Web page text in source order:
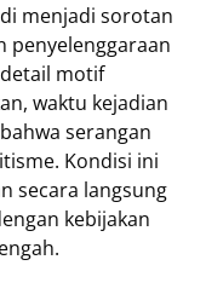
menjadi sorotan
penyelenggaraan
motif
waktu kejadian
serangan
Kondisi ini
secara langsung
kebijakan